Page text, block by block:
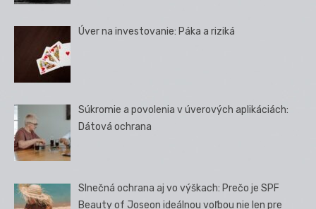
Úver na investovanie: Páka a riziká
Súkromie a povolenia v úverových aplikáciách:
Dátová ochrana
Slnečná ochrana aj vo výškach: Prečo je SPF
Beauty of Joseon ideálnou voľbou nie len pre